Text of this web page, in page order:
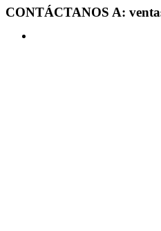
CONTÁCTANOS A: